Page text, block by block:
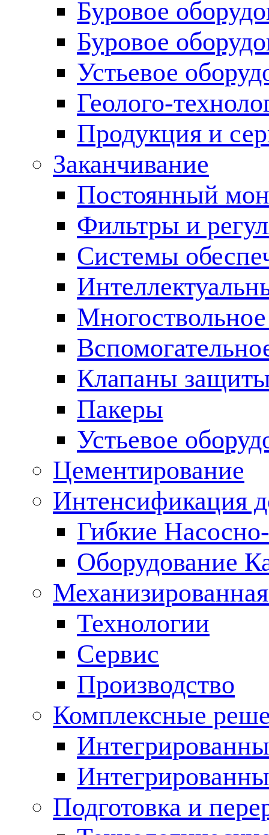
Буровое
Буровое
Устьевое
Геолого-
Продукция и
Заканчивание
Постоянный
Фильтры и
Cистемы
Клапаны
Пакеры
Устьевое
Цементирование
Интенсификация
Гибкие
Оборудование
Технологии
Сервис
Производство
Комплексные
Подготовка и